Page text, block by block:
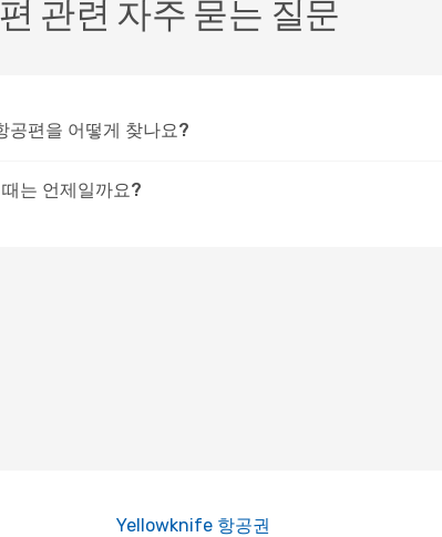
관련 자주 묻는 질문
공편을 어떻게 찾나요?
는 언제일까요?
Yellowknife 항공권